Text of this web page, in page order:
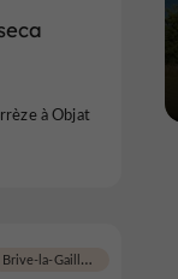
à Objat
Brive-la-Gaillarde